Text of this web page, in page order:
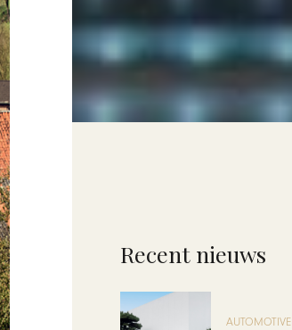
Recent nieuws
AUTOMOTIVE